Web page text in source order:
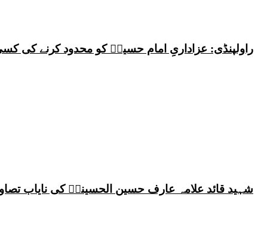
راولپنڈی: عزاداریِ امام حسینؑ کو محدود کرنے کی
شہید قائد علامہ عارف حسین الحسینیؒ کی نایاب